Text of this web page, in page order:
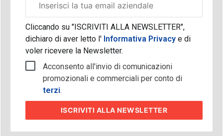
aziendale
Cliccando su "ISCRIVITI ALLA NEWSLETTER",
dichiaro di aver letto l'Informativa Privacy e di
voler ricevere la Newsletter.
Acconsento all'invio di comunicazioni
promozionali e commerciali per conto di
terzi.
ISCRIVITI ALLA NEWSLETTER